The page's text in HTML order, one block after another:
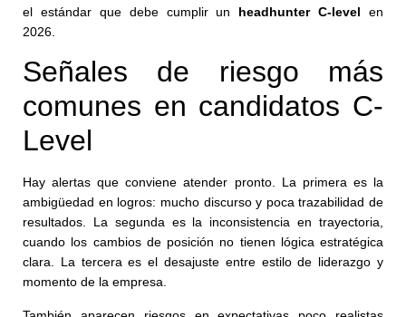
el estándar que debe cumplir un headhunter C-level en
2026.
Señales de riesgo más
comunes en candidatos C-
Level
Hay alertas que conviene atender pronto. La primera es la
ambigüedad en logros: mucho discurso y poca trazabilidad de
resultados. La segunda es la inconsistencia en trayectoria,
cuando los cambios de posición no tienen lógica estratégica
clara. La tercera es el desajuste entre estilo de liderazgo y
momento de la empresa.